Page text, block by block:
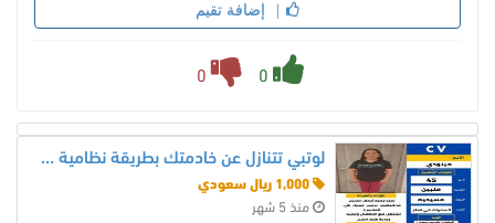
إضافة تقيم
0
0
لوتبي تتنازل عن خادمتك بطريقة نظامية نستقبل عاملات من جميع الجنسيات
منذ 5 شهر